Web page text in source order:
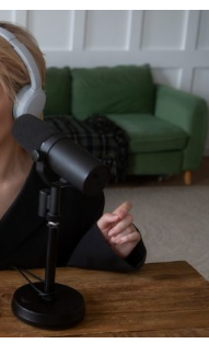
daunelor.
şi nu sabotaj”, a
persoane” care au
nu au
„toate
geografie de clasa a
cel târziu „în prima
de şcoală”.